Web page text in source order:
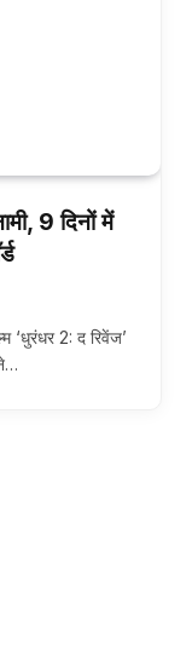
9 दिनों में
‘धुरंधर 2: द रिवेंज’